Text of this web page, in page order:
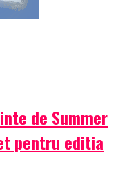
de Summer
pentru editia